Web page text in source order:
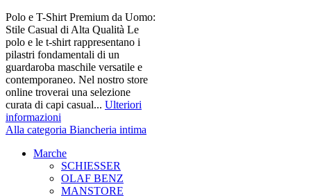
Polo e T-Shirt Premium da Uomo:
Stile Casual di Alta Qualità Le
polo e le t-shirt rappresentano i
pilastri fondamentali di un
guardaroba maschile versatile e
contemporaneo. Nel nostro store
online troverai una selezione
curata di capi casual... Ulteriori
informazioni
Alla categoria Biancheria intima
Marche
SCHIESSER
OLAF BENZ
MANSTORE